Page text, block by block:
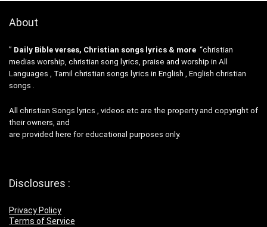
About
” Daily Bible verses, Christian songs lyrics & more “christian
medias worship, christian song lyrics, praise and worship in All
Languages , Tamil christian songs lyrics in English , English christian
songs .
All christian Songs lyrics , videos etc are the property and copyright of
their owners, and
are provided here for educational purposes only.
Disclosures :
Privacy Policy
Terms of Service